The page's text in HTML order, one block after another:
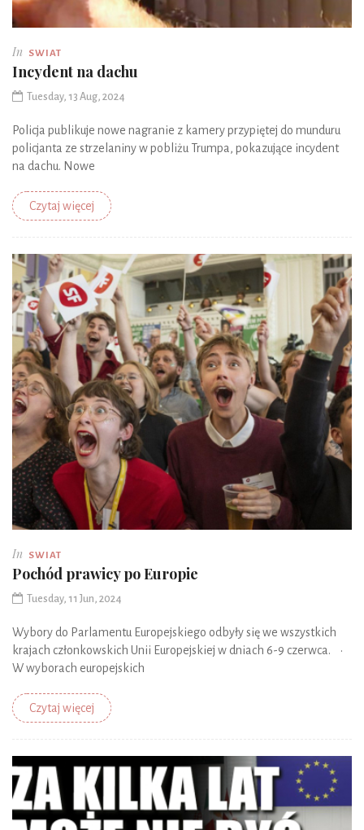
In SWIAT
Incydent na dachu
Tuesday, 13 Aug, 2024
Policja publikuje nowe nagranie z kamery przypiętej do munduru
policjanta ze strzelaniny w pobliżu Trumpa, pokazujące incydent
na dachu. Nowe
Czytaj więcej
In SWIAT
Pochód prawicy po Europie
Tuesday, 11 Jun, 2024
Wybory do Parlamentu Europejskiego odbyły się we wszystkich
krajach członkowskich Unii Europejskiej w dniach 6-9 czerwca. •
W wyborach europejskich
Czytaj więcej